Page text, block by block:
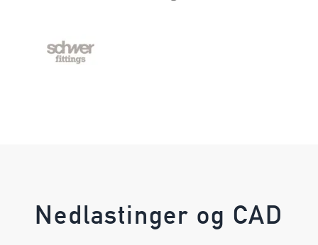
Nedlastinger og CAD